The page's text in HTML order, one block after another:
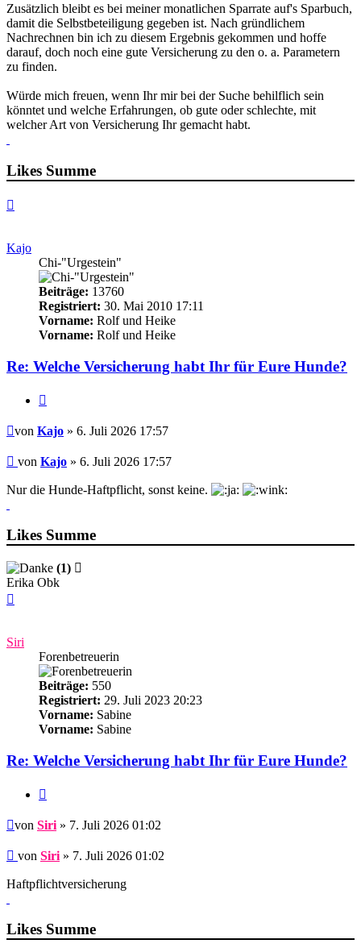
Zusätzlich bleibt es bei meiner monatlichen Sparrate auf's Sparbuch,
damit die Selbstbeteiligung gegeben ist. Nach gründlichem
Nachrechnen bin ich zu diesem Ergebnis gekommen und hoffe
darauf, doch noch eine gute Versicherung zu den o. a. Parametern
zu finden.
Würde mich freuen, wenn Ihr mir bei der Suche behilflich sein
könntet und welche Erfahrungen, ob gute oder schlechte, mit
welcher Art von Versicherung Ihr gemacht habt.
Likes Summe
Kajo
Chi-"Urgestein"
Beiträge: 13760
Registriert: 30. Mai 2010 17:11
Vorname: Rolf und Heike
Vorname: Rolf und Heike
Re: Welche Versicherung habt Ihr für Eure Hunde?
Beitrag
von Kajo » 6. Juli 2026 17:57
Beitrag
von Kajo » 6. Juli 2026 17:57
Nur die Hunde-Haftpflicht, sonst keine.
Likes Summe
(1)
Erika Obk
Siri
Forenbetreuerin
Beiträge: 550
Registriert: 29. Juli 2023 20:23
Vorname: Sabine
Vorname: Sabine
Re: Welche Versicherung habt Ihr für Eure Hunde?
Beitrag
von Siri » 7. Juli 2026 01:02
Beitrag
von Siri » 7. Juli 2026 01:02
Haftpflichtversicherung
Likes Summe